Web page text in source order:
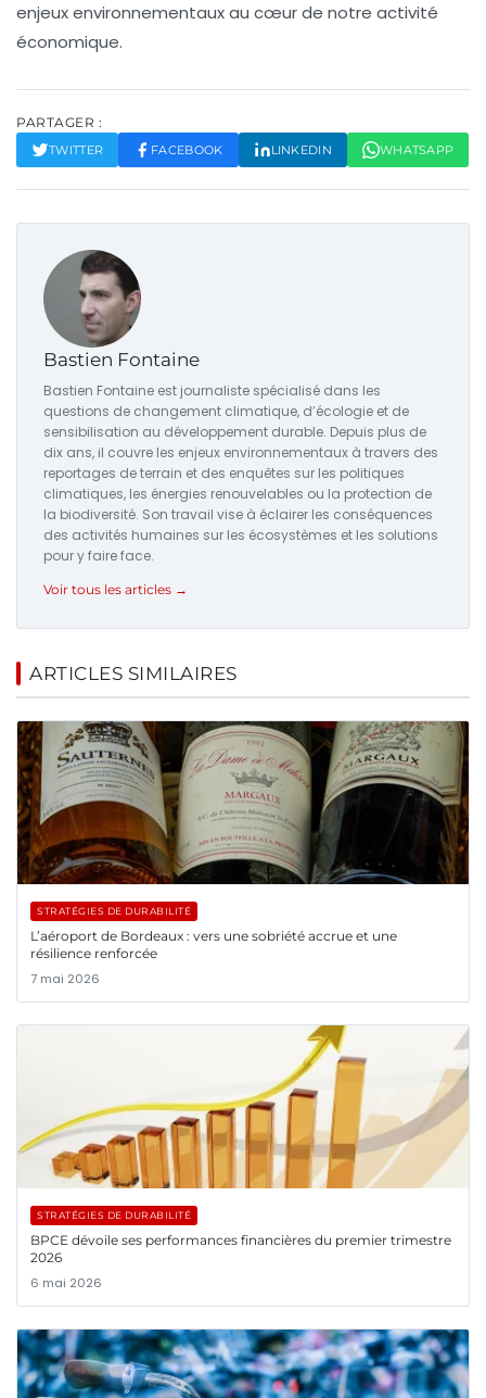
enjeux environnementaux au cœur de notre activité
économique.
PARTAGER :
TWITTER FACEBOOK LINKEDIN WHATSAPP
Bastien Fontaine
Bastien Fontaine est journaliste spécialisé dans les
questions de changement climatique, d’écologie et de
sensibilisation au développement durable. Depuis plus de
dix ans, il couvre les enjeux environnementaux à travers des
reportages de terrain et des enquêtes sur les politiques
climatiques, les énergies renouvelables ou la protection de
la biodiversité. Son travail vise à éclairer les conséquences
des activités humaines sur les écosystèmes et les solutions
pour y faire face.
Voir tous les articles →
ARTICLES SIMILAIRES
STRATÉGIES DE DURABILITÉ
L’aéroport de Bordeaux : vers une sobriété accrue et une
résilience renforcée
7 mai 2026
STRATÉGIES DE DURABILITÉ
BPCE dévoile ses performances financières du premier trimestre
2026
6 mai 2026